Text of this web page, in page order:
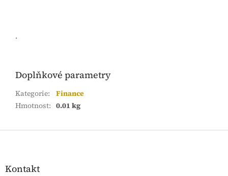
.
Doplňkové parametry
Kategorie:
Finance
Hmotnost: 0.01 kg
Z
Kontakt